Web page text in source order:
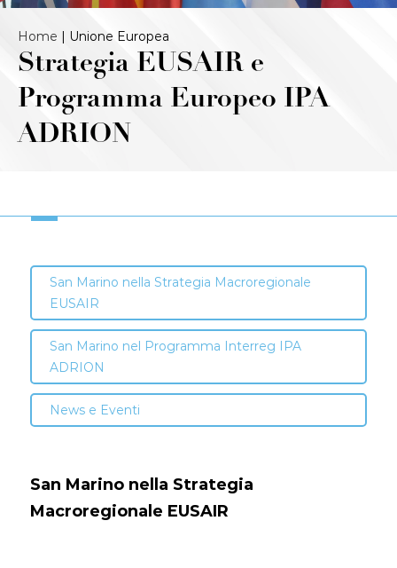
Home | Unione Europea
Strategia EUSAIR e
Programma Europeo IPA
ADRION
San Marino nella Strategia Macroregionale
EUSAIR
San Marino nel Programma Interreg IPA
ADRION
News e Eventi
San Marino nella Strategia
Macroregionale EUSAIR